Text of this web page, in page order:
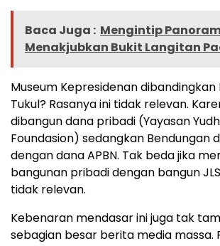
Baca Juga : Mengintip
Menakjubkan Bukit Langitan
Museum Kepresidenan dibandingkan
Tukul? Rasanya ini tidak relevan.
dibangun dana pribadi (Yayasan
Foundasion) sedangkan Bendungan
dengan dana APBN. Tak beda jika
bangunan pribadi dengan bangun
tidak relevan.
Kebenaran mendasar ini juga tak
sebagian besar berita media massa.